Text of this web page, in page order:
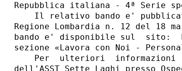
Repubblica italiana - 4ª Serie
Il relativo bando e'
Regione Lombardia n. 12 del 18
bando e' disponibile sul  sito:
sezione «Lavora con Noi -
Per  ulteriori  informazioni
dell'ASST Sette Laghi presso